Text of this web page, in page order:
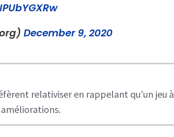
December 9, 2020
relativiser en rappelant qu’un jeu à
améliorations.